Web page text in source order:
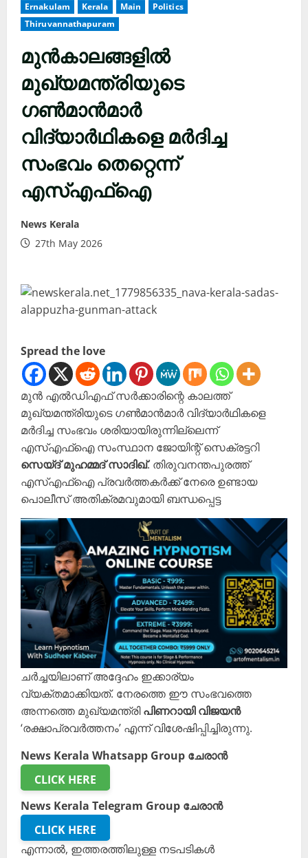
Ernakulam Kerala Main
Politics
Thiruvannathapuram
മുൻകാലങ്ങളിൽ
മുഖ്യമന്ത്രിയുടെ
ഗൺമാൻമാർ
വിദ്യാർഥികളെ മർദിച്ച
സംഭവം തെറ്റെന്ന്
എസ്എഫ്ഐ
News Kerala
27th May 2026
Spread the love
മുൻ എൽഡിഎഫ് സർക്കാരിന്റെ കാലത്ത്
മുഖ്യമന്ത്രിയുടെ ഗൺമാൻമാർ വിദ്യാർഥികളെ
മർദിച്ച സംഭവം ശരിയായിരുന്നില്ലെന്ന്
എസ്എഫ്ഐ സംസ്ഥാന ജോയിന്റ് സെക്രട്ടറി
സെയ്ദ് മുഹമ്മദ് സാദിഖ്. തിരുവനന്തപുരത്ത്
എസ്എഫ്ഐ പ്രവർത്തകർക്ക് നേരെ ഉണ്ടായ
പൊലീസ് അതിക്രമവുമായി ബന്ധപ്പെട്ട
ചർച്ചയിലാണ് അദ്ദേഹം ഇക്കാര്യം
വ്യക്തമാക്കിയത്. നേരത്തെ ഈ സംഭവത്തെ
അന്നത്തെ മുഖ്യമന്ത്രിപിണറായി വിജയൻ
‘രക്ഷാപ്രവർത്തനം’ എന്ന് വിശേഷിപ്പിച്ചിരുന്നു.
News Kerala Whatsapp Group ചേരാൻ
CLICK HERE
News Kerala Telegram Group ചേരാൻ
CLICK HERE
എന്നാൽ, ഇത്തരത്തിലുള്ള നടപടികൾ